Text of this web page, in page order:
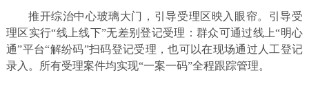
推开综治中心玻璃大门，引导受理区映入眼帘。引导受
理区实行“线上线下”无差别登记受理：群众可通过线上“明心
通”平台“解纷码”扫码登记受理，也可以在现场通过人工登记
录入。所有受理案件均实现“一案一码”全程跟踪管理。